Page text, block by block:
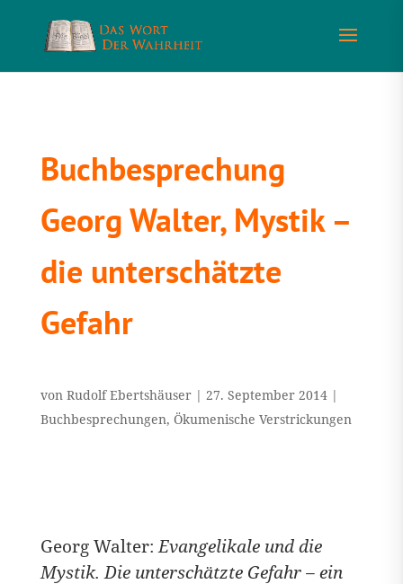
Buchbesprechung
Georg Walter, Mystik –
die unterschätzte
Gefahr
von Rudolf Ebertshäuser| 27. September 2014|
Buchbesprechungen, Ökumenische Verstrickungen
Georg Walter: Evangelikale und die
Mystik. Die unterschätzte Gefahr – ein